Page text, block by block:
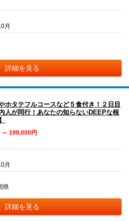
月
詳細を見る
ホタテフルコースなど５食付き！２日目
人が同行！あなたの知らないDEEPな根
199,000円
月
県
詳細を見る